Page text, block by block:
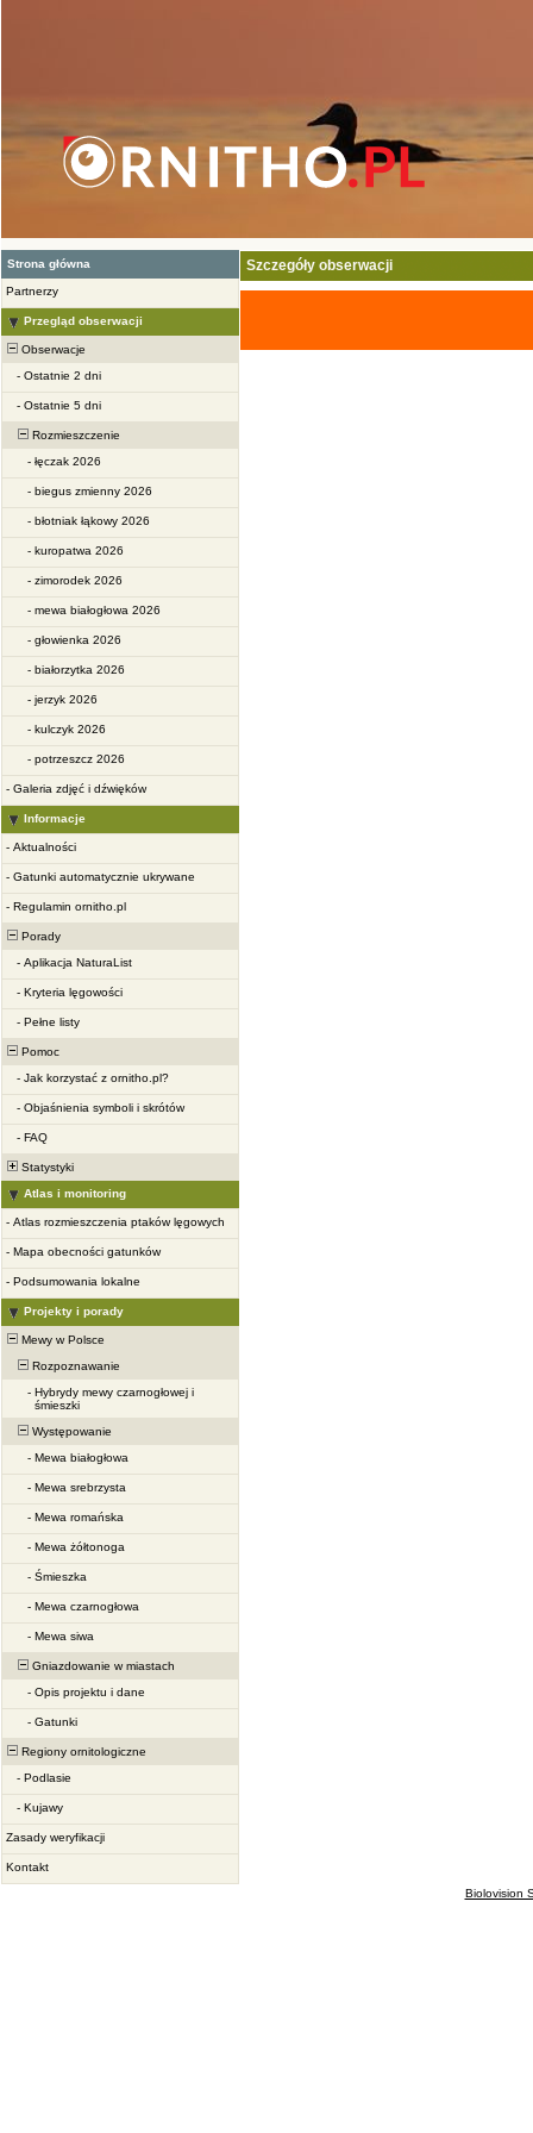
Strona główna
Partnerzy
Przegląd obserwacji
Obserwacje
- Ostatnie 2 dni
- Ostatnie 5 dni
Rozmieszczenie
- łęczak 2026
- biegus zmienny 2026
- błotniak łąkowy 2026
- kuropatwa 2026
- zimorodek 2026
- mewa białogłowa 2026
- głowienka 2026
- białorzytka 2026
- jerzyk 2026
- kulczyk 2026
- potrzeszcz 2026
- Galeria zdjęć i dźwięków
Informacje
- Aktualności
- Gatunki automatycznie ukrywane
- Regulamin ornitho.pl
Porady
- Aplikacja NaturaList
- Kryteria lęgowości
- Pełne listy
Pomoc
- Jak korzystać z ornitho.pl?
- Objaśnienia symboli i skrótów
- FAQ
Statystyki
Atlas i monitoring
- Atlas rozmieszczenia ptaków lęgowych
- Mapa obecności gatunków
- Podsumowania lokalne
Projekty i porady
Mewy w Polsce
Rozpoznawanie
- Hybrydy mewy czarnogłowej i
śmieszki
Występowanie
- Mewa białogłowa
- Mewa srebrzysta
- Mewa romańska
- Mewa żółtonoga
- Śmieszka
- Mewa czarnogłowa
- Mewa siwa
Gniazdowanie w miastach
- Opis projektu i dane
- Gatunki
Regiony ornitologiczne
- Podlasie
- Kujawy
Zasady weryfikacji
Kontakt
Szczegóły obserwacji
Biolovision